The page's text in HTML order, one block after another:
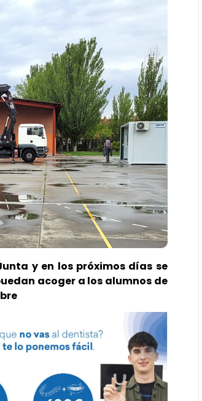
y en los próximos días se
acoger a los alumnos de